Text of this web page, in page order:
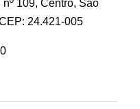
109, Centro, São
24.421-005